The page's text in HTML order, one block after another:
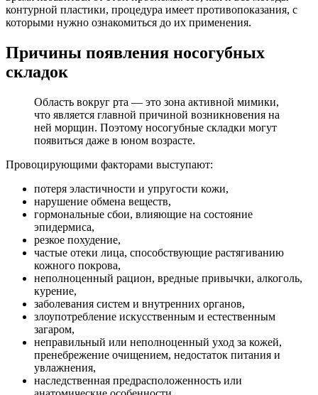
контурной пластики, процедура имеет противопоказания, с
которыми нужно ознакомиться до их применения.
Причины появления носогубных
складок
Область вокруг рта — это зона активной мимики,
что является главной причиной возникновения на
ней морщин. Поэтому носогубные складки могут
появиться даже в юном возрасте.
Провоцирующими факторами выступают:
потеря эластичности и упругости кожи,
нарушение обмена веществ,
гормональные сбои, влияющие на состояние
эпидермиса,
резкое похудение,
частые отеки лица, способствующие растягиванию
кожного покрова,
неполноценный рацион, вредные привычки, алкоголь,
курение,
заболевания систем и внутренних органов,
злоупотребление искусственным и естественным
загаром,
неправильный или неполноценный уход за кожей,
пренебрежение очищением, недостаток питания и
увлажнения,
наследственная предрасположенность или